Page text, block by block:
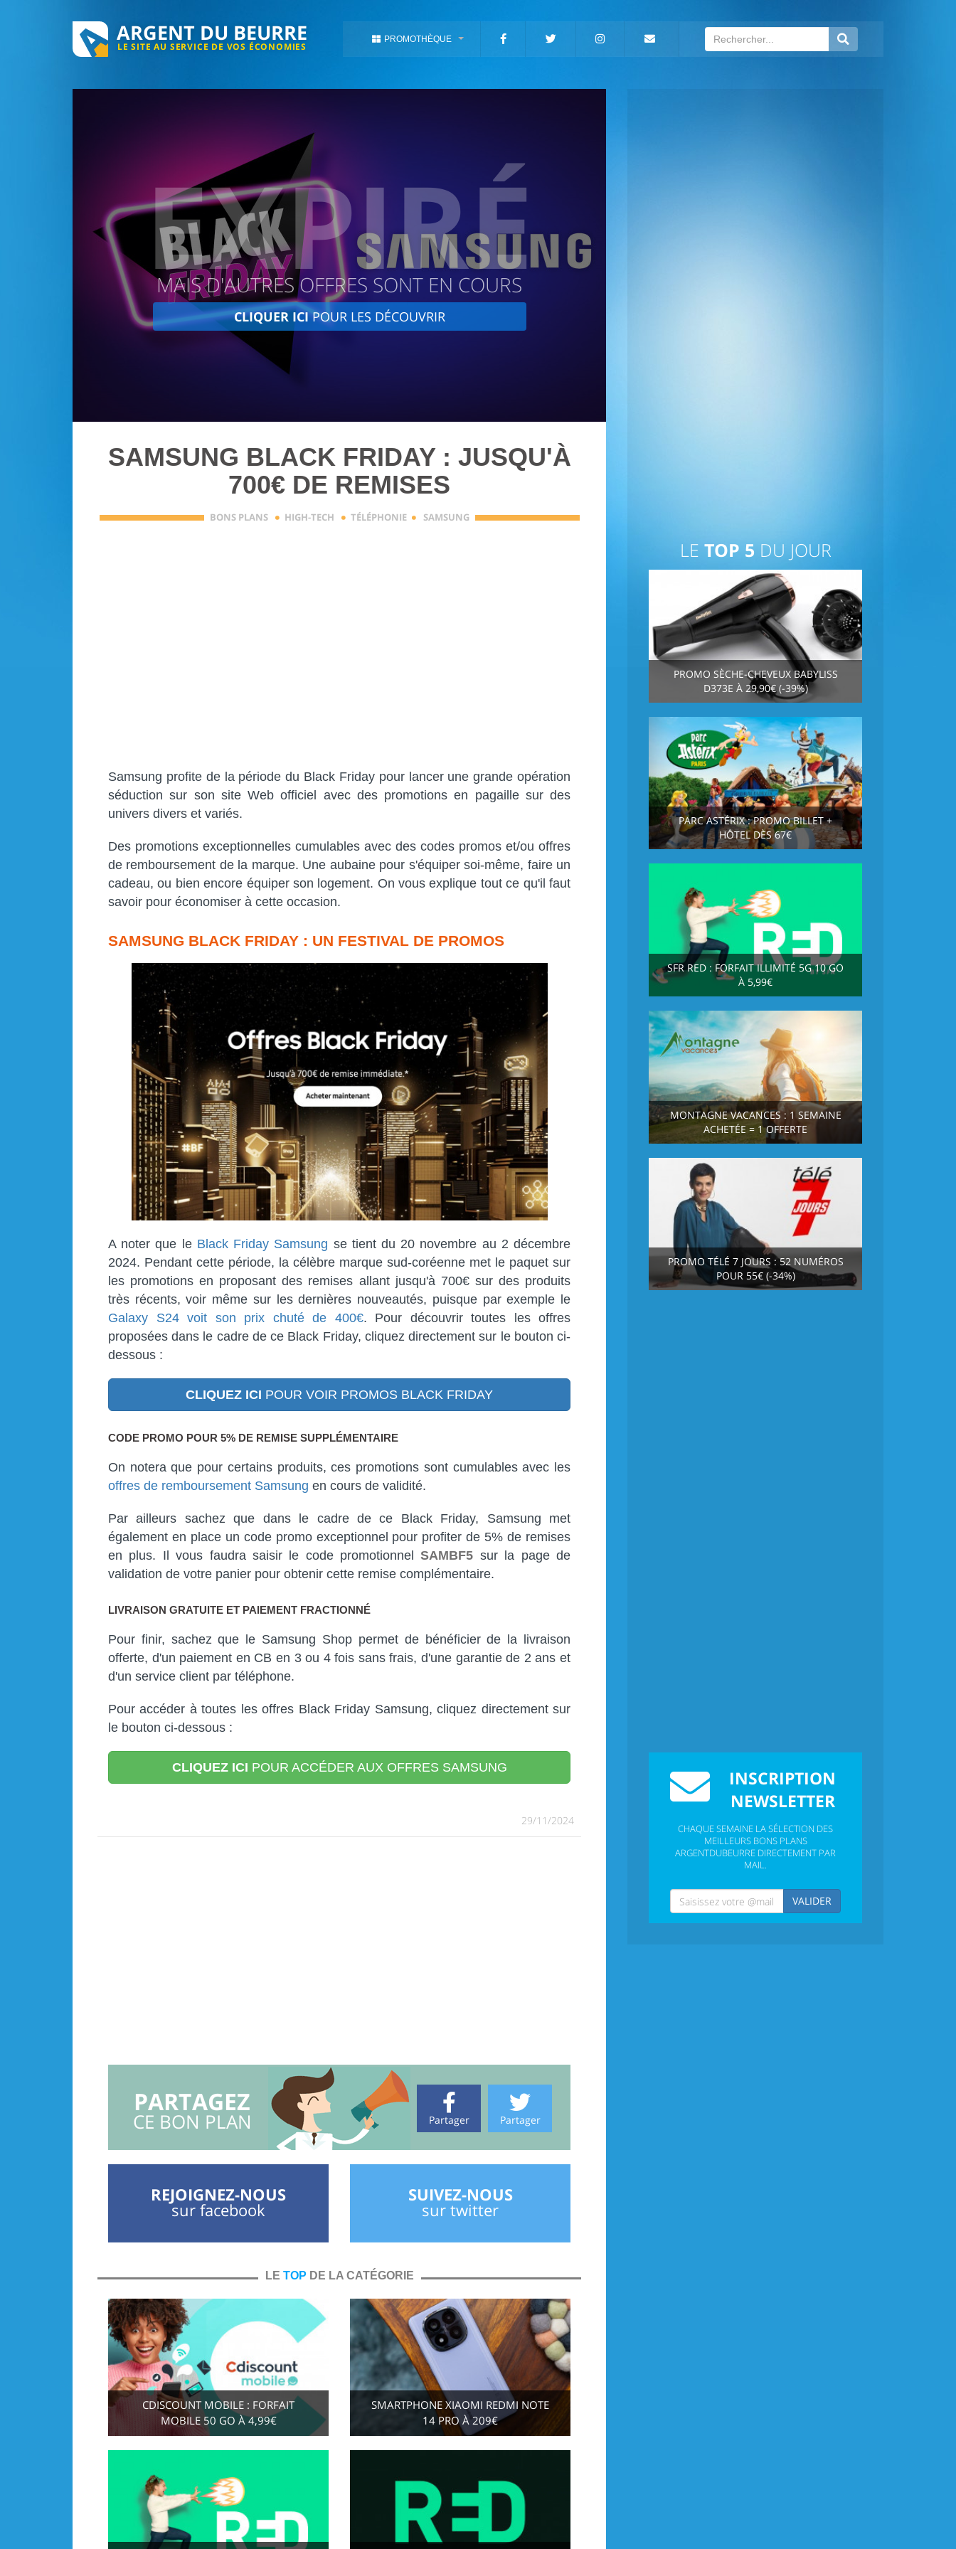
ARGENT DU BEURRE
LE SITE AU SERVICE DE VOS ÉCONOMIES
PROMOTHÈQUE
EXPIRÉ
MAIS D'AUTRES OFFRES SONT EN COURS
CLIQUER ICIPOUR LES DÉCOUVRIR
SAMSUNG BLACK FRIDAY : JUSQU'À
700€ DE REMISES
BONS PLANS · HIGH-TECH · TÉLÉPHONIE · SAMSUNG
Samsung profite de la période du Black Friday pour lancer une grande opération
séduction sur son site Web officiel avec des promotions en pagaille sur des
univers divers et variés.
Des promotions exceptionnelles cumulables avec des codes promos et/ou offres
de remboursement de la marque. Une aubaine pour s'équiper soi-même, faire un
cadeau, ou bien encore équiper son logement. On vous explique tout ce qu'il faut
savoir pour économiser à cette occasion.
SAMSUNG BLACK FRIDAY : UN FESTIVAL DE PROMOS
A noter que le Black Friday Samsung se tient du 20 novembre au 2 décembre
2024. Pendant cette période, la célèbre marque sud-coréenne met le paquet sur
les promotions en proposant des remises allant jusqu'à 700€ sur des produits
très récents, voir même sur les dernières nouveautés, puisque par exemple le
Galaxy S24 voit son prix chuté de 400€. Pour découvrir toutes les offres
proposées dans le cadre de ce Black Friday, cliquez directement sur le bouton ci-
dessous :
CLIQUEZ ICI POUR VOIR PROMOS BLACK FRIDAY
CODE PROMO POUR 5% DE REMISE SUPPLÉMENTAIRE
On notera que pour certains produits, ces promotions sont cumulables avec les
offres de remboursement Samsung en cours de validité.
Par ailleurs sachez que dans le cadre de ce Black Friday, Samsung met
également en place un code promo exceptionnel pour profiter de 5% de remises
en plus. Il vous faudra saisir le code promotionnelSAMBF5 sur la page de
validation de votre panier pour obtenir cette remise complémentaire.
LIVRAISON GRATUITE ET PAIEMENT FRACTIONNÉ
Pour finir, sachez que le Samsung Shop permet de bénéficier de la livraison
offerte, d'un paiement en CB en 3 ou 4 fois sans frais, d'une garantie de 2 ans et
d'un service client par téléphone.
Pour accéder à toutes les offres Black Friday Samsung, cliquez directement sur
le bouton ci-dessous :
CLIQUEZ ICI POUR ACCÉDER AUX OFFRES SAMSUNG
29/11/2024
PARTAGEZ
CE BON PLAN Partager
Partager
REJOIGNEZ-NOUS
sur facebook
SUIVEZ-NOUS
sur twitter
LE TOP DE LA CATÉGORIE
CDISCOUNT MOBILE : FORFAIT
MOBILE 50 GO À 4,99€
SMARTPHONE XIAOMI REDMI NOTE
14 PRO À 209€
LE TOP 5 DU JOUR
PROMO SÈCHE-CHEVEUX BABYLISS
D373E À 29,90€ (-39%)
PARC ASTÉRIX : PROMO BILLET +
HÔTEL DÈS 67€
SFR RED : FORFAIT ILLIMITÉ 5G 10 GO
À 5,99€
MONTAGNE VACANCES : 1 SEMAINE
ACHETÉE = 1 OFFERTE
PROMO TÉLÉ 7 JOURS : 52 NUMÉROS
POUR 55€ (-34%)
INSCRIPTION
NEWSLETTER
CHAQUE SEMAINE LA SÉLECTION DES
MEILLEURS BONS PLANS
ARGENTDUBEURRE DIRECTEMENT PAR
MAIL.
VALIDER